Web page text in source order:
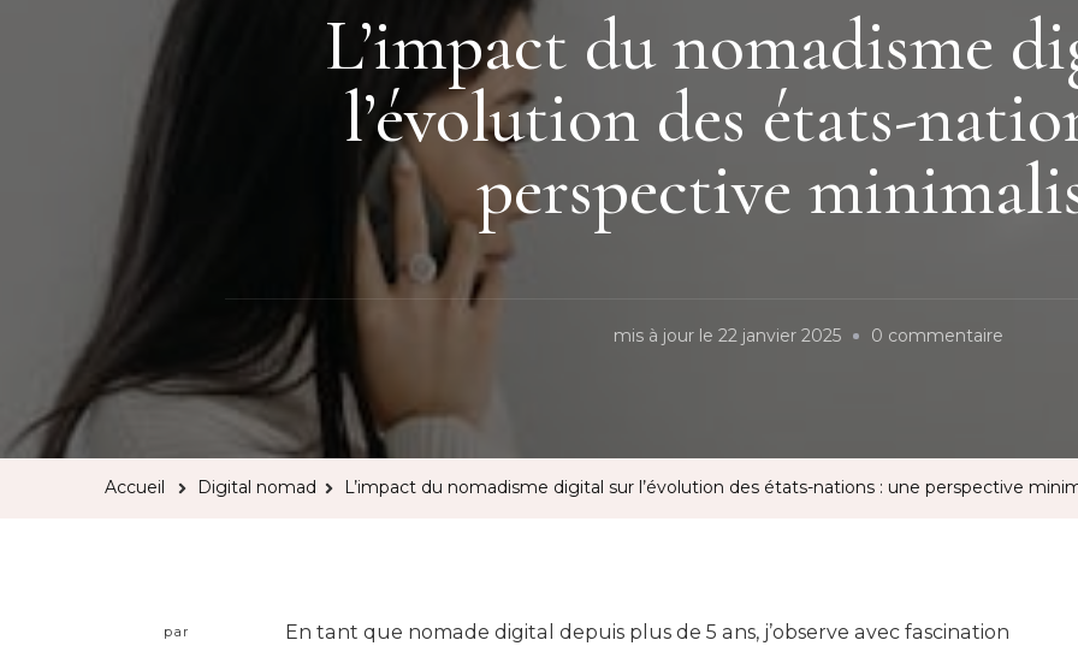
L’impact du nomadisme
l’évolution des états-
perspective
mis à jour le 22 janvier 2025 0 commentaire
Accueil Digital nomad L’impact du nomadisme digital sur l’évolution des états-nations : une perspective
par
En tant que nomade digital depuis plus de 5 ans, j’observe avec fascination